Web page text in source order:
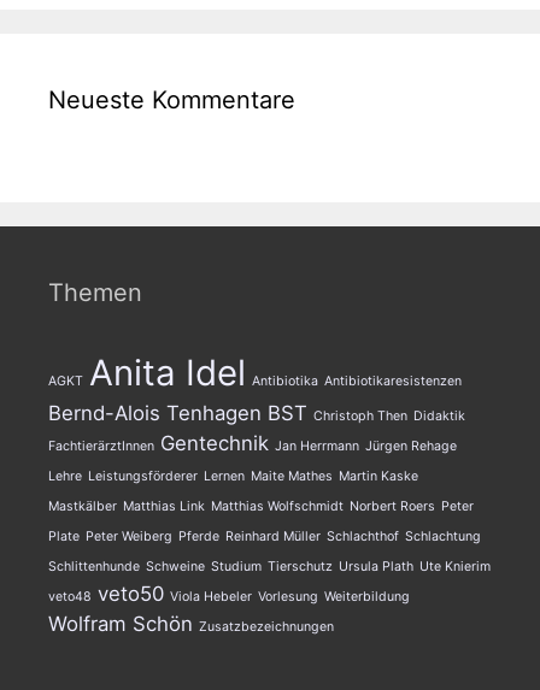
Neueste Kommentare
Themen
AGKT Anita Idel Antibiotika Antibiotikaresistenzen
Bernd-Alois Tenhagen BST Christoph Then Didaktik
FachtierärztInnen Gentechnik Jan Herrmann Jürgen Rehage
Lehre Leistungsförderer Lernen Maite Mathes Martin Kaske
Mastkälber Matthias Link Matthias Wolfschmidt Norbert Roers Peter
Plate Peter Weiberg Pferde Reinhard Müller Schlachthof Schlachtung
Schlittenhunde Schweine Studium Tierschutz Ursula Plath Ute Knierim
veto48 veto50 Viola Hebeler Vorlesung Weiterbildung
Wolfram Schön Zusatzbezeichnungen